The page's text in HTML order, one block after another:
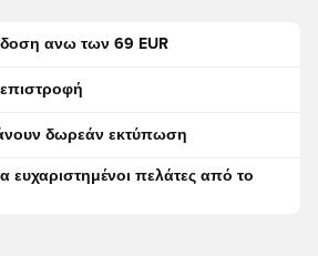
ανω των 69 EUR
δωρεάν εκτύπωση
ευχαριστημένοι πελάτες από το